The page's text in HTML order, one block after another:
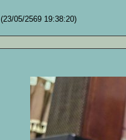
(23/05/2569 19:38:20)